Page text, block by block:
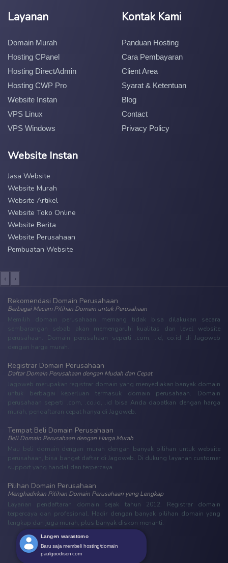
Layanan
Domain Murah
Hosting CPanel
Hosting DirectAdmin
Hosting CWP Pro
Website Instan
VPS Linux
VPS Windows
Kontak Kami
Panduan Hosting
Cara Pembayaran
Client Area
Syarat & Ketentuan
Blog
Contact
Privacy Policy
Website Instan
Jasa Website
Website Murah
Website Artikel
Website Toko Online
Website Berita
Website Perusahaan
Pembuatan Website
‹ ›
Rekomendasi Domain Perusahaan
Berbagai Macam Pilihan Domain untuk Perusahaan
Memilih domain perusahaan memang tidak bisa dilakukan secara
sembarangan sebab akan memengaruhi kualitas dan level website
perusahaan. Domain perusahaan seperti .com, .id, co.id di Jagoweb
dengan harga murah.
Registrar Domain Perusahaan
Daftar Domain Perusahaan dengan Mudah dan Cepat
Jagoweb merupakan registrar domain yang menyediakan banyak domain
untuk berbagai keperluan termasuk domain perusahaan. Domain
perusahaan seperti .com, .co.id, .id bisa Anda dapatkan dengan harga
murah, pendaftaran cepat hanya di Jagoweb.
Tempat Beli Domain Perusahaan
Beli Domain Perusahaan dengan Harga Murah
Mau beli domain dengan murah dengan banyak pilihan untuk website
perusahaan, bisa banget daftar di Jagoweb. Di dukung layanan customer
support yang handal dan terpercaya.
Pilihan Domain Perusahaan
Menghadirkan Pilihan Domain Perusahaan yang Lengkap
Layanan pendaftaran domain sejak tahun 2012. Registrar domain
terpercaya dan profesional. Hadir dengan banyak pilihan domain yang
lengkap dan juga murah, plus banyak diskon menanti.